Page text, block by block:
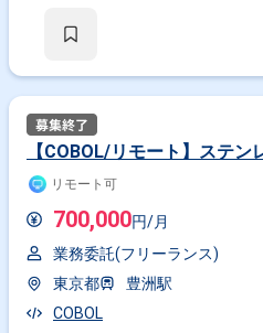
【COBOL/リモート】ステ
リモート可
700,000円/月
業務委託(フリーランス)
東京都
豊洲駅
COBOL